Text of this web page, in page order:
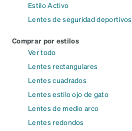
Estilo Activo
Lentes de seguridad deportivos
Comprar por estilos
Ver todo
Lentes rectangulares
Lentes cuadrados
Lentes estilo ojo de gato
Lentes de medio arco
Lentes redondos